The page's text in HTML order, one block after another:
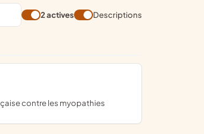
2 actives Descriptions
contre les myopathies